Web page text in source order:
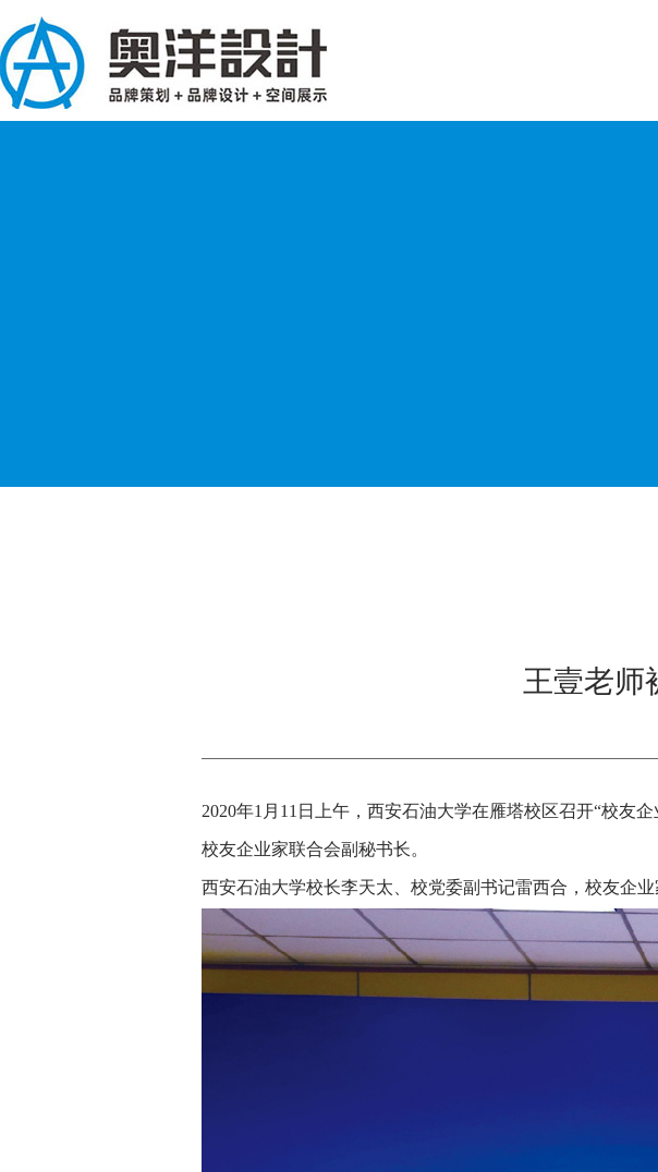
王壹老师
2020年1月11日上午，西安石油大学在雁塔校区召开“校友
校友企业家联合会副秘书长。
西安石油大学校长李天太、校党委副书记雷西合，校友企